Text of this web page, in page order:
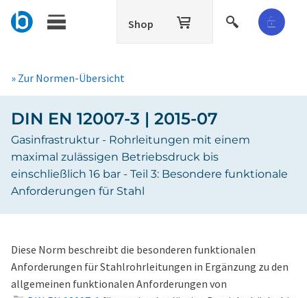
Shop
» Zur Normen-Übersicht
DIN EN 12007-3 | 2015-07
Gasinfrastruktur - Rohrleitungen mit einem
maximal zulässigen Betriebsdruck bis
einschließlich 16 bar - Teil 3: Besondere funktionale
Anforderungen für Stahl
Diese Norm beschreibt die besonderen funktionalen
Anforderungen für Stahlrohrleitungen in Ergänzung zu den
allgemeinen funktionalen Anforderungen von